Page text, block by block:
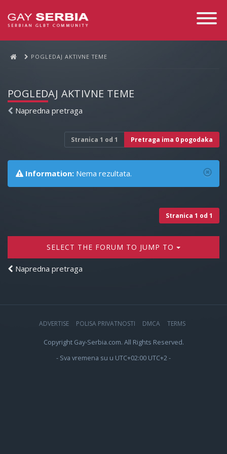
Toggle
POGLEDAJ AKTIVNE TEME
POGLEDAJ AKTIVNE TEME
Napredna pretraga
Stranica 1 od 1 Pretraga ima 0 pogodaka
Information: Nema rezultata.
Stranica 1 od 1
SELECT THE FORUM TO JUMP TO
Napredna pretraga
ADVERTISE POLISA PRIVATNOSTI DMCA TERMS
Copyright Gay-Serbia.com. All Rights Reserved.
- Sva vremena su u UTC+02:00 UTC+2 -